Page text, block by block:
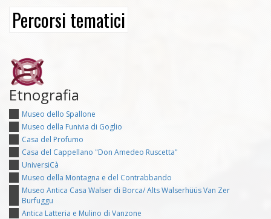
Percorsi tematici
Etnografia
Museo dello Spallone
Museo della Funivia di Goglio
Casa del Profumo
Casa del Cappellano "Don Amedeo Ruscetta"
UniversiCà
Museo della Montagna e del Contrabbando
Museo Antica Casa Walser di Borca/ Alts Walserhüüs Van Zer
Burfuggu
Antica Latteria e Mulino di Vanzone